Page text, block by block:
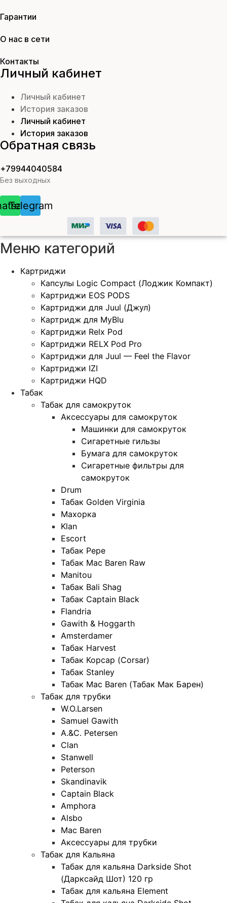
Гарантии
О нас в сети
Контакты
Личный кабинет
Личный кабинет
История заказов
Личный кабинет
История заказов
Обратная связь
+79944040584
Без выходных
Telegram
Меню категорий
Картриджи
Капсулы Logic Compact (Лоджик Компакт)
Картриджи EOS PODS
Картриджи для Juul (Джул)
Картридж для MyBlu
Картриджи Relx Pod
Картриджи RELX Pod Pro
Картриджи для Juul — Feel the Flavor
Картриджи IZI
Картриджи HQD
Табак
Табак для самокруток
Аксессуары для самокруток
Машинки для самокруток
Сигаретные гильзы
Бумага для самокруток
Сигаретные фильтры для
самокруток
Drum
Табак Golden Virginia
Махорка
Klan
Escort
Табак Pepe
Табак Mac Baren Raw
Manitou
Табак Bali Shag
Табак Captain Black
Flandria
Gawith & Hoggarth
Amsterdamer
Табак Harvest
Табак Корсар (Corsar)
Табак Stanley
Табак Mac Baren (Табак Мак Барен)
Табак для трубки
W.O.Larsen
Samuel Gawith
A.&C. Petersen
Clan
Stanwell
Peterson
Skandinavik
Captain Black
Amphora
Alsbo
Mac Baren
Аксессуары для трубки
Табак для Кальяна
Табак для кальяна Darkside Shot
(Дарксайд Шот) 120 гр
Табак для кальяна Element